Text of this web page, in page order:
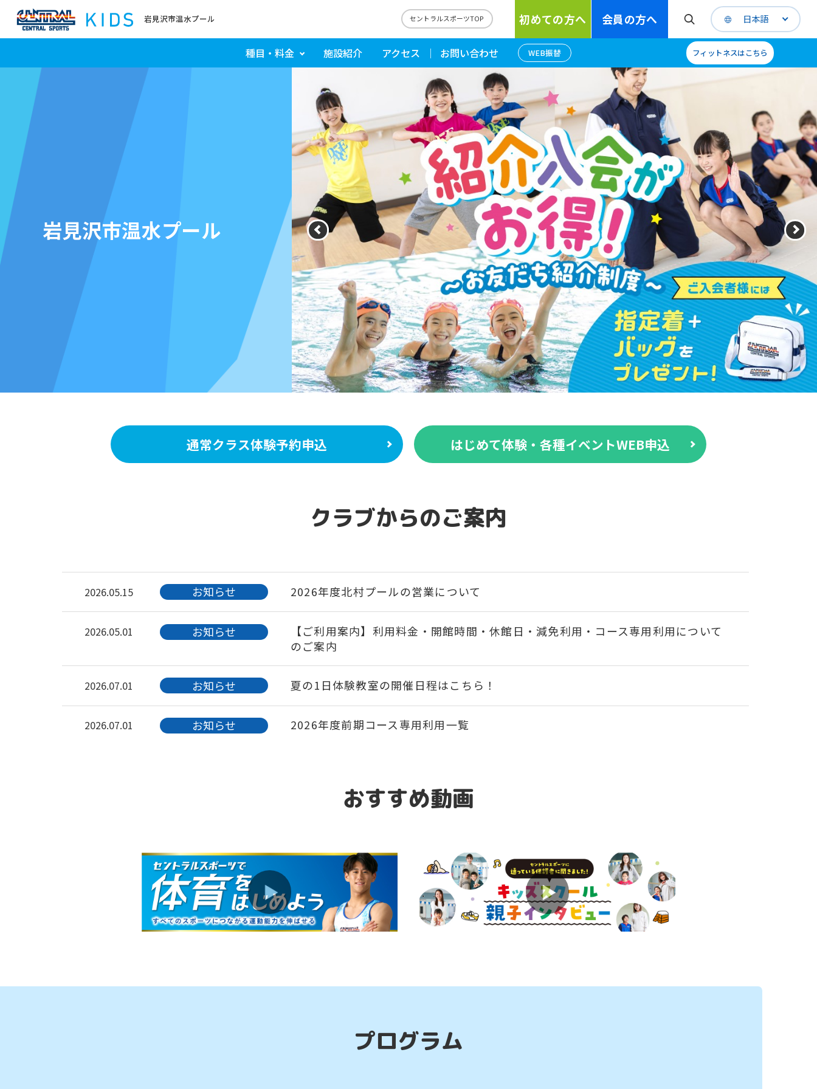
岩見沢市温水プール セントラルスポーツTOP 初めての方へ 会員の方へ 日本語
種目・料金 施設紹介 アクセス お問い合わせ WEB振替 フィットネスはこちら
岩見沢市温水プール
通常クラス体験予約申込 はじめて体験・各種イベントWEB申込
クラブからのご案内
2026.05.15 お知らせ 2026年度北村プールの営業について
2026.05.01 お知らせ
【ご利用案内】利用料金・開館時間・休館日・減免利用・コース専用利用について
のご案内
2026.07.01 お知らせ 夏の1日体験教室の開催日程はこちら！
2026.07.01 お知らせ 2026年度前期コース専用利用一覧
保護者の皆様へ
キャンペーン お友だちからの紹介ならお得に体験＆ご入会できます♪
おすすめ動画
プログラム